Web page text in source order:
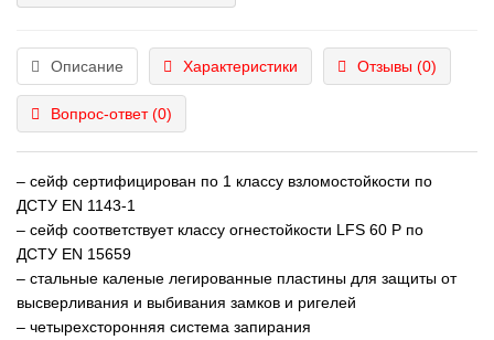
Описание Характеристики Отзывы (0)
Вопрос-ответ(0)
– cейф сертифицирован по 1 классу взломостойкости по
ДСТУ EN 1143-1
– cейф соответствует классу огнестойкости LFS 60 P по
ДСТУ EN 15659
– стальные каленые легированные пластины для защиты от
высверливания и выбивания замков и ригелей
– четырехсторонняя система запирания